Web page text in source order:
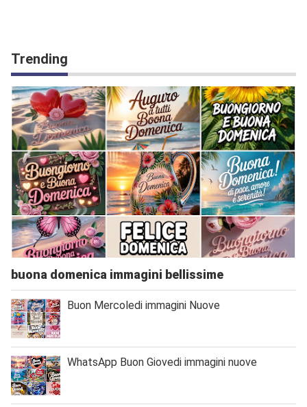
Trending
buona domenica immagini bellissime
Buon Mercoledi immagini Nuove
WhatsApp Buon Giovedi immagini nuove